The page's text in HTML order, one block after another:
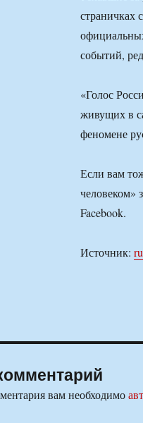
страничках
событий,
«Голос
живущих в
феномене
Если вам
человеком»
Facebook.
Источник:
вам необходимо